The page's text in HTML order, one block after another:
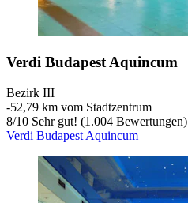
Verdi Budapest Aquincum
Bezirk III
‐52,79 km vom Stadtzentrum
8/10 Sehr gut! (1.004 Bewertungen)
Verdi Budapest Aquincum